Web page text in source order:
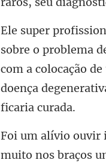
com a colocação